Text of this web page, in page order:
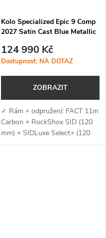
Kolo Specialized Epic 9 Comp
2027 Satin Cast Blue Metallic
124 990 Kč
Dostupnost: NA DOTAZ
ZOBRAZIT
✓ Rám + odpružení: FACT 11m
Carbon + RockShox SID (120
mm) + SIDLuxe Select+ (120
mm) — lehký karbonový rám s